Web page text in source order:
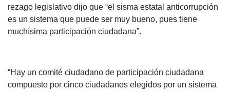
rezago legislativo dijo que “el sisma estatal anticorrupción
es un sistema que puede ser muy bueno, pues tiene
muchísima participación ciudadana”.
“Hay un comité ciudadano de participación ciudadana
compuesto por cinco ciudadanos elegidos por un sistema